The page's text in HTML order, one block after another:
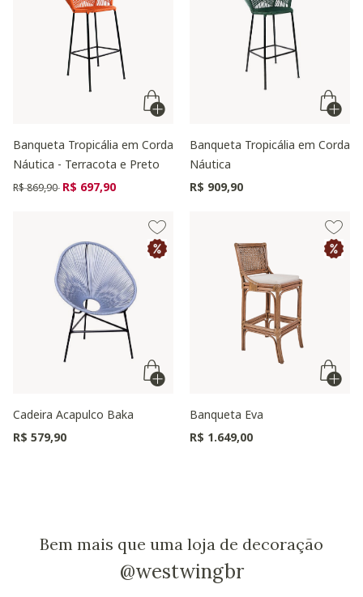
Banqueta Tropicália em Corda
Náutica - Terracota e Preto
Preço reduzido de
R$ 869,90 para
R$ 697,90
Banqueta Tropicália em Corda
Náutica
R$ 909,90
Cadeira Acapulco Baka
R$ 579,90
Banqueta Eva
R$ 1.649,00
Bem mais que uma loja de decoração
@westwingbr